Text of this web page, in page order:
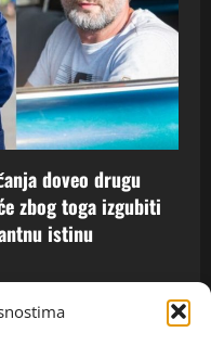
doveo drugu
zbog toga izgubiti
istinu